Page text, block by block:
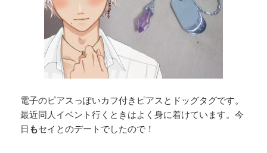
電子のピアスっぽいカフ付きピアスとドッグタグです。
最近同人イベント行くときはよく身に着けています。今
日 もセイとのデートでしたので！